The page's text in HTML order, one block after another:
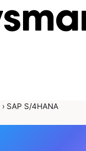
› SAP S/4HANA